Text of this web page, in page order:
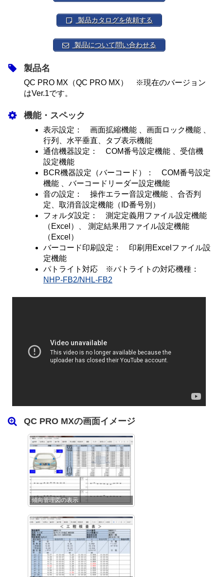
製品カタログを依頼する
製品について問い合わせる
製品名
QC PRO MX（QC PRO MX） ※現在のバージョン
はVer.1です。
機能・スペック
表示設定： 画面拡縮機能 、画面ロック機能 、
行列、水平垂直、タブ表示機能
通信機器設定： COM番号設定機能 、受信機
設定機能
BCR機器設定（バーコード）： COM番号設定
機能 、バーコードリーダー設定機能
音の設定： 操作エラー音設定機能 、合否判
定、取消音設定機能（ID番号別）
フォルダ設定： 測定定義用ファイル設定機能
（Excel）、 測定結果用ファイル設定機能
（Excel）
バーコード印刷設定： 印刷用Excelファイル設
定機能
パトライト対応 ※パトライトの対応機種：
NHP-FB2/NHL-FB2
QC PRO MXの画面イメージ
傾向管理図の表示